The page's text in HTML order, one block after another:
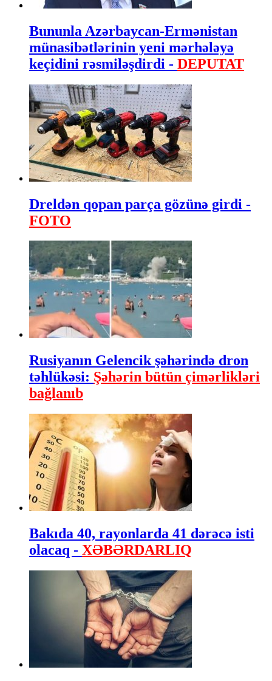
Bununla Azərbaycan-Ermənistan
münasibətlərinin yeni mərhələyə
keçidini rəsmiləşdirdi - DEPUTAT
Dreldən qopan parça gözünə girdi -
FOTO
Rusiyanın Gelencik şəhərində dron
təhlükəsi: Şəhərin bütün çimərlikləri
bağlanıb
Bakıda 40, rayonlarda 41 dərəcə isti
olacaq - XƏBƏRDARLIQ